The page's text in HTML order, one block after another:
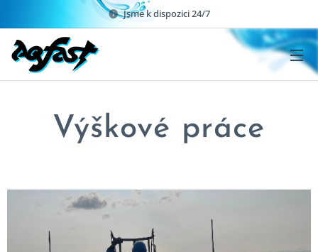
Jsme k dispozici 24/7
Výškové práce